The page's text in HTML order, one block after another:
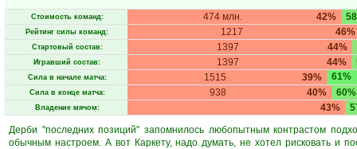
Стоимость команд: 42%
474 млн.
Рейтинг силы команд: 46%
1217
Стартовый состав: 44%
1397
Игравший состав: 44%
1397
Сила в начале матча: 39%
1515 61%
Сила в конце матча: 40%
938 60%
Владение мячом: 43%
Дерби "последних позиций" запомнилось любопытным контрастом
обычным настроем. А вот Каркету, надо думать, не хотел рисковать и